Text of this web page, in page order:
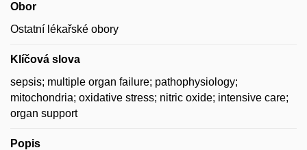
Obor
Ostatní lékařské obory
Klíčová slova
sepsis; multiple organ failure; pathophysiology;
mitochondria; oxidative stress; nitric oxide; intensive care;
organ support
Popis